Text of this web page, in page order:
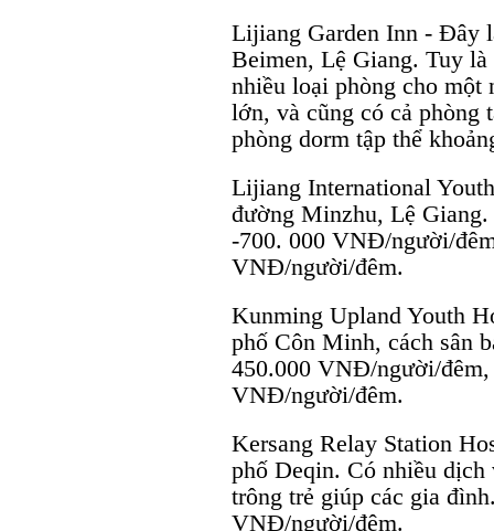
Lijiang Garden Inn - Đây
Beimen, Lệ Giang. Tuy là
nhiều loại phòng cho
lớn, và cũng có cả phòng
phòng dorm tập thể
Lijiang International
đường Minzhu, Lệ Giang.
-700. 000 VNĐ/người/
VNĐ/người/đêm.
Kunming Upland Youth
phố Côn Minh, cách sân
450.000 VNĐ/người/đêm,
VNĐ/người/đêm.
Kersang Relay Station
phố Deqin. Có nhiều dịch
trông trẻ giúp các gia
VNĐ/người/đêm.